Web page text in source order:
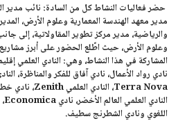
حضر فعاليات النشاط كل من السادة: نائب مدير
مدير معهد الهندسة المعمارية وعلوم الأرض،
والرياضية، مدير مركز تطوير المقاولاتية، إلى
وعلوم الأرض، حيث اطّلع الحضور على أبرز مشاريع
المشاركة في هذا النشاط، وهي: النادي العلمي
اللغوي ونادي الشطرنج سطيف.